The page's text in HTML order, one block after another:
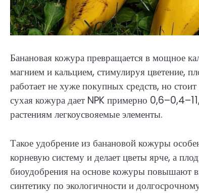
Банановая кожура превращается в мощное
магнием и кальцием, стимулируя цветение,
работает не хуже покупных средств, но
сухая кожура дает NPK примерно
растениям легкоусвояемые элементы.
Такое удобрение из банановой кожуры
корневую систему и делает цветы ярче, а
биоудобрения на основе кожуры повышают
синтетику по экологичности и